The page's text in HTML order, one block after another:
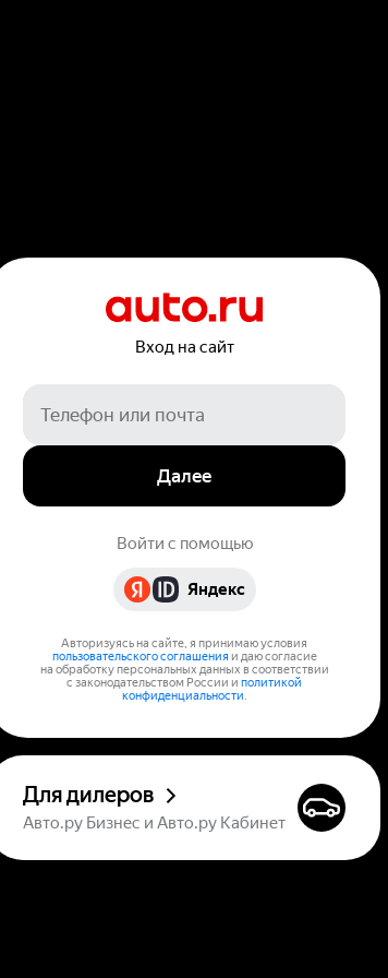
Вход на сайт
Далее
Войти с помощью
Яндекс
Авторизуясь на сайте, я принимаю условия
пользовательского соглашения и даю согласие
на обработку персональных данных в соответствии
с законодательством России и политикой
конфиденциальности.
Для дилеров
Авто.ру Бизнес и Авто.ру Кабинет